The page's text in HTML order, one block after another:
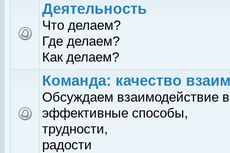
Деятельность
Что делаем?
Где делаем?
Как делаем?
Команда: качество
Обсуждаем взаимодействие
эффективные способы,
трудности,
радости